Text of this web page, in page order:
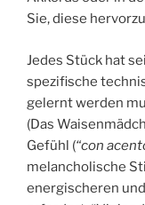
Sie, diese
Jedes Stück hat
spezifische
gelernt werden
(Das
Gefühl (“con
melancholische
energischeren